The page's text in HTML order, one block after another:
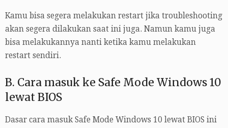
Kamu bisa segera melakukan restart jika troubleshooting
akan segera dilakukan saat ini juga. Namun kamu juga
bisa melakukannya nanti ketika kamu melakukan
restart sendiri.
B. Cara masuk ke Safe Mode Windows 10
lewat BIOS
Dasar cara masuk Safe Mode Windows 10 lewat BIOS ini